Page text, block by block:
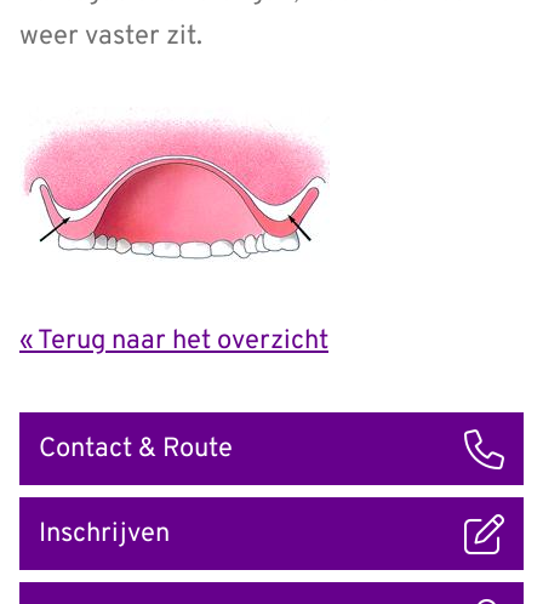
weer vaster zit.
« Terug naar het overzicht
naar
Contact & Route
Inschrijven